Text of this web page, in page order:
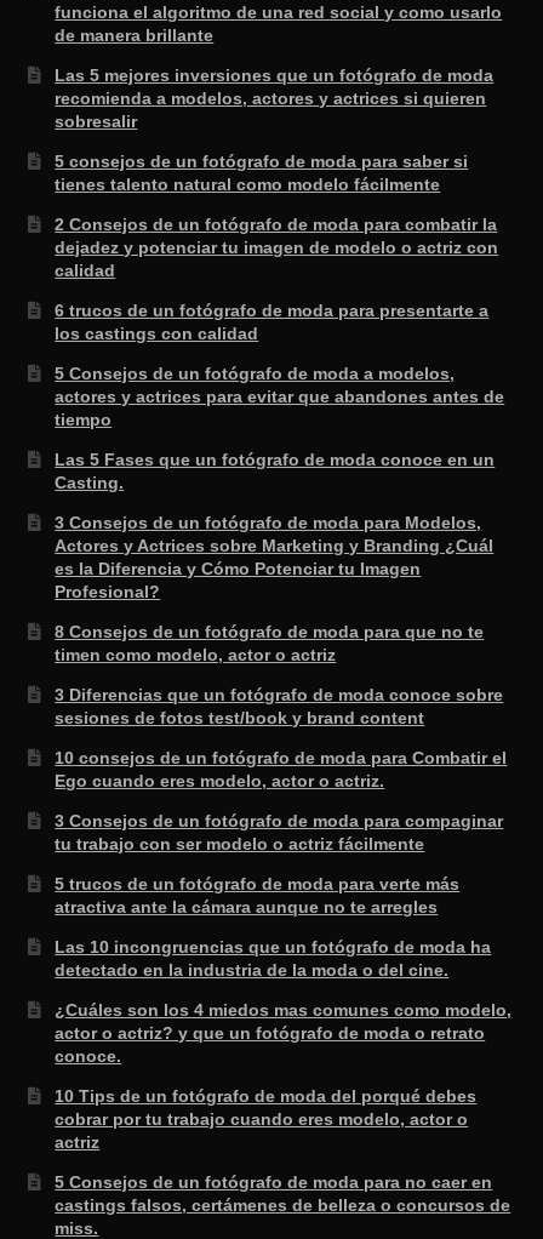
funciona el algoritmo de una red social y como usarlo
de manera brillante
Las 5 mejores inversiones que un fotógrafo de moda
recomienda a modelos, actores y actrices si quieren
sobresalir
5 consejos de un fotógrafo de moda para saber si
tienes talento natural como modelo fácilmente
2 Consejos de un fotógrafo de moda para combatir la
dejadez y potenciar tu imagen de modelo o actriz con
calidad
6 trucos de un fotógrafo de moda para presentarte a
los castings con calidad
5 Consejos de un fotógrafo de moda a modelos,
actores y actrices para evitar que abandones antes de
tiempo
Las 5 Fases que un fotógrafo de moda conoce en un
Casting.
3 Consejos de un fotógrafo de moda para Modelos,
Actores y Actrices sobre Marketing y Branding ¿Cuál
es la Diferencia y Cómo Potenciar tu Imagen
Profesional?
8 Consejos de un fotógrafo de moda para que no te
timen como modelo, actor o actriz
3 Diferencias que un fotógrafo de moda conoce sobre
sesiones de fotos test/book y brand content
10 consejos de un fotógrafo de moda para Combatir el
Ego cuando eres modelo, actor o actriz.
3 Consejos de un fotógrafo de moda para compaginar
tu trabajo con ser modelo o actriz fácilmente
5 trucos de un fotógrafo de moda para verte más
atractiva ante la cámara aunque no te arregles
Las 10 incongruencias que un fotógrafo de moda ha
detectado en la industria de la moda o del cine.
¿Cuáles son los 4 miedos mas comunes como modelo,
actor o actriz? y que un fotógrafo de moda o retrato
conoce.
10 Tips de un fotógrafo de moda del porqué debes
cobrar por tu trabajo cuando eres modelo, actor o
actriz
5 Consejos de un fotógrafo de moda para no caer en
castings falsos, certámenes de belleza o concursos de
miss.